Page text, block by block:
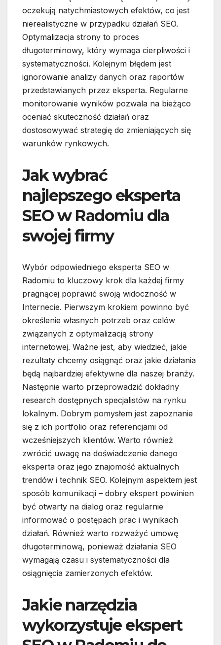
oczekują natychmiastowych efektów, co jest
nierealistyczne w przypadku działań SEO.
Optymalizacja strony to proces
długoterminowy, który wymaga cierpliwości i
systematyczności. Kolejnym błędem jest
ignorowanie analizy danych oraz raportów
przedstawianych przez eksperta. Regularne
monitorowanie wyników pozwala na bieżąco
oceniać skuteczność działań oraz
dostosowywać strategię do zmieniających się
warunków rynkowych.
Jak wybrać
najlepszego eksperta
SEO w Radomiu dla
swojej firmy
Wybór odpowiedniego eksperta SEO w
Radomiu to kluczowy krok dla każdej firmy
pragnącej poprawić swoją widoczność w
Internecie. Pierwszym krokiem powinno być
określenie własnych potrzeb oraz celów
związanych z optymalizacją strony
internetowej. Ważne jest, aby wiedzieć, jakie
rezultaty chcemy osiągnąć oraz jakie działania
będą najbardziej efektywne dla naszej branży.
Następnie warto przeprowadzić dokładny
research dostępnych specjalistów na rynku
lokalnym. Dobrym pomysłem jest zapoznanie
się z ich portfolio oraz referencjami od
wcześniejszych klientów. Warto również
zwrócić uwagę na doświadczenie danego
eksperta oraz jego znajomość aktualnych
trendów i technik SEO. Kolejnym aspektem jest
sposób komunikacji – dobry ekspert powinien
być otwarty na dialog oraz regularnie
informować o postępach prac i wynikach
działań. Również warto rozważyć umowę
długoterminową, ponieważ działania SEO
wymagają czasu i systematyczności dla
osiągnięcia zamierzonych efektów.
Jakie narzędzia
wykorzystuje ekspert